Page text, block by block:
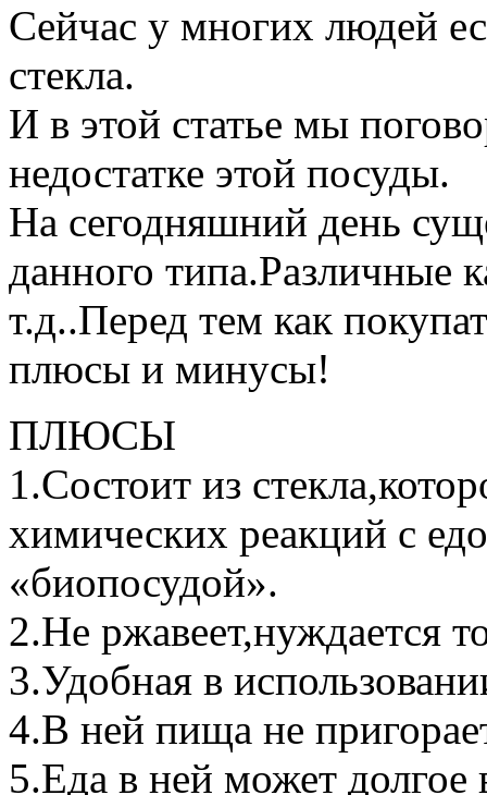
Сейчас у многих людей
стекла.
И в этой статье мы
недостатке этой посуды.
На сегодняшний день
данного типа.Различные
т.д..Перед тем как
плюсы и минусы!
ПЛЮСЫ
1.Состоит из
химических реакций с
«биопосудой».
2.Не ржавеет,нуждается
3.Удобная в
4.В ней пища не
5.Еда в ней может долгое